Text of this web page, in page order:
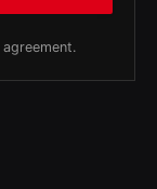
agreement.